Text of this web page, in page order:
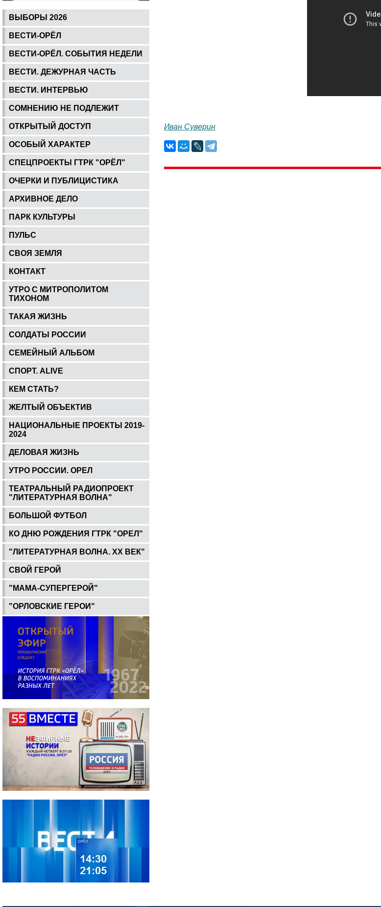
ВЫБОРЫ 2026
ВЕСТИ-ОРЁЛ
ВЕСТИ-ОРЁЛ. СОБЫТИЯ НЕДЕЛИ
ВЕСТИ. ДЕЖУРНАЯ ЧАСТЬ
ВЕСТИ. ИНТЕРВЬЮ
СОМНЕНИЮ НЕ ПОДЛЕЖИТ
ОТКРЫТЫЙ ДОСТУП
ОСОБЫЙ ХАРАКТЕР
СПЕЦПРОЕКТЫ ГТРК "ОРЁЛ"
ОЧЕРКИ И ПУБЛИЦИСТИКА
АРХИВНОЕ ДЕЛО
ПАРК КУЛЬТУРЫ
ПУЛЬС
СВОЯ ЗЕМЛЯ
КОНТАКТ
УТРО С МИТРОПОЛИТОМ
ТИХОНОМ
ТАКАЯ ЖИЗНЬ
СОЛДАТЫ РОССИИ
СЕМЕЙНЫЙ АЛЬБОМ
СПОРТ. ALIVE
КЕМ СТАТЬ?
ЖЕЛТЫЙ ОБЪЕКТИВ
НАЦИОНАЛЬНЫЕ ПРОЕКТЫ 2019-
2024
ДЕЛОВАЯ ЖИЗНЬ
УТРО РОССИИ. ОРЕЛ
ТЕАТРАЛЬНЫЙ РАДИОПРОЕКТ
"ЛИТЕРАТУРНАЯ ВОЛНА"
БОЛЬШОЙ ФУТБОЛ
КО ДНЮ РОЖДЕНИЯ ГТРК "ОРЕЛ"
"ЛИТЕРАТУРНАЯ ВОЛНА. ХХ ВЕК"
СВОЙ ГЕРОЙ
"МАМА-СУПЕРГЕРОЙ"
"ОРЛОВСКИЕ ГЕРОИ"
Иван Суверин